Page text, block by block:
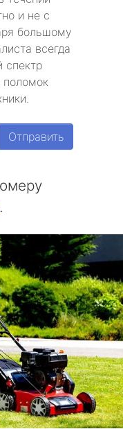
и не с
большому
всегда
спектр
поломок
Отправить
.